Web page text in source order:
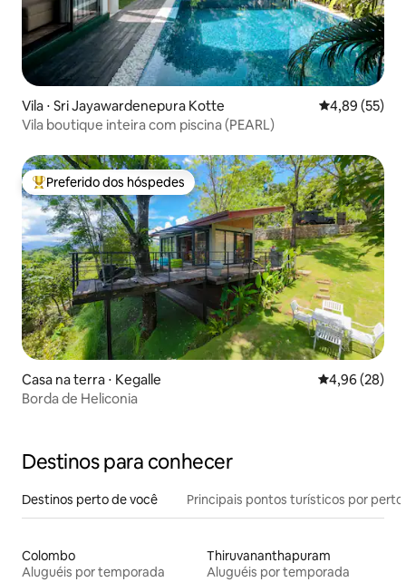
Vila ⋅ Sri Jayawardenepura Kotte 4,89 de uma
4,89 (55)
Vila boutique inteira com piscina (PEARL)
Entre os melhores preferidos dos hóspedes
Preferido dos hóspedes
Casa na terra ⋅ Kegalle 4,96 de uma
4,96 (28)
Borda de Heliconia
Destinos para conhecer
Destinos perto de você Principais pontos turísticos por perto
Colombo
Aluguéis por temporada
Thiruvananthapuram
Aluguéis por temporada